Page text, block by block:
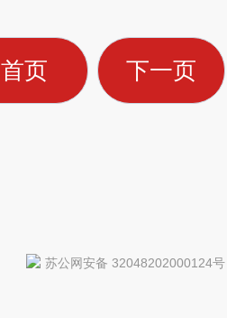
首页 下一页
苏公网安备 32048202000124号